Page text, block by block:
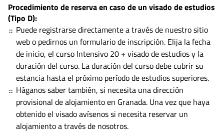
Procedimiento de reserva en caso de un visado de estudios
(Tipo D):
Puede registrarse directamente a través de nuestro sitio
web o pedirnos un formulario de inscripción. Elija la fecha
de inicio, el curso Intensivo 20 + visado de estudios y la
duración del curso. La duración del curso debe cubrir su
estancia hasta el próximo período de estudios superiores.
Háganos saber también, si necesita una dirección
provisional de alojamiento en Granada. Una vez que haya
obtenido el visado avísenos si necesita reservar un
alojamiento a través de nosotros.